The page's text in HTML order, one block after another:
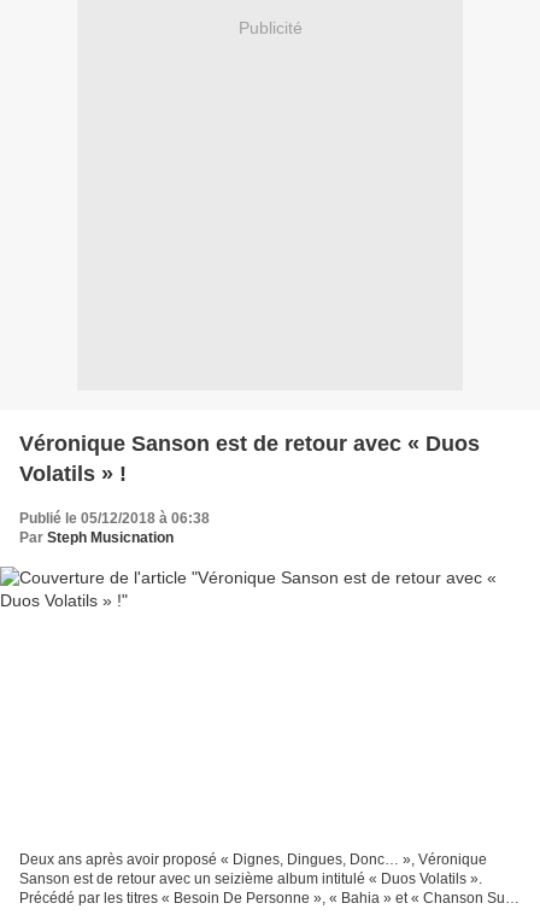
Publicité
Véronique Sanson est de retour avec « Duos
Volatils » !
Publié le 05/12/2018 à 06:38
Par Steph Musicnation
Deux ans après avoir proposé « Dignes, Dingues, Donc… », Véronique
Sanson est de retour avec un seizième album intitulé « Duos Volatils ».
Précédé par les titres « Besoin De Personne », « Bahia » et « Chanson Sur